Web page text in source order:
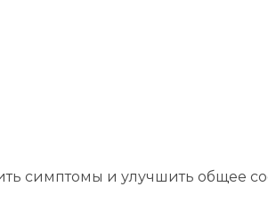
симптомы и улучшить общее